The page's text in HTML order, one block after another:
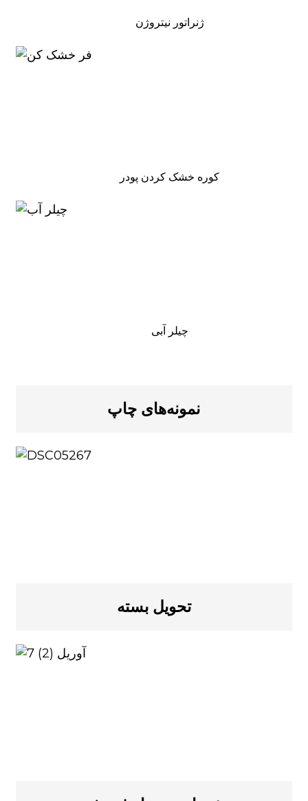
ژنراتور نیتروژن
کوره خشک کردن پودر
چیلر آبی
نمونه‌های چاپ
تحویل بسته